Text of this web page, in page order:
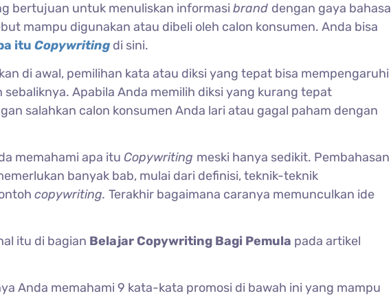
bertujuan untuk menuliskan informasi brand dengan gaya bahasa
mampu digunakan atau dibeli oleh calon konsumen. Anda bisa
itu Copywriting di sini.
di awal, pemilihan kata atau diksi yang tepat bisa mempengaruhi
Apabila Anda memilih diksi yang kurang tepat
salahkan calon konsumen Anda lari atau gagal paham dengan
memahami apa itu Copywriting meski hanya sedikit. Pembahasan
banyak bab, mulai dari definisi, teknik-teknik
copywriting. Terakhir bagaimana caranya memunculkan ide
itu di bagian Belajar Copywriting Bagi Pemula pada artikel
Anda memahami 9 kata-kata promosi di bawah ini yang mampu